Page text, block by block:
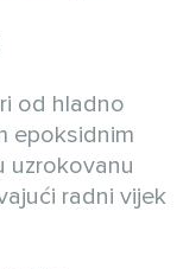
od hladno
epoksidnim
uzrokovanu
radni vijek